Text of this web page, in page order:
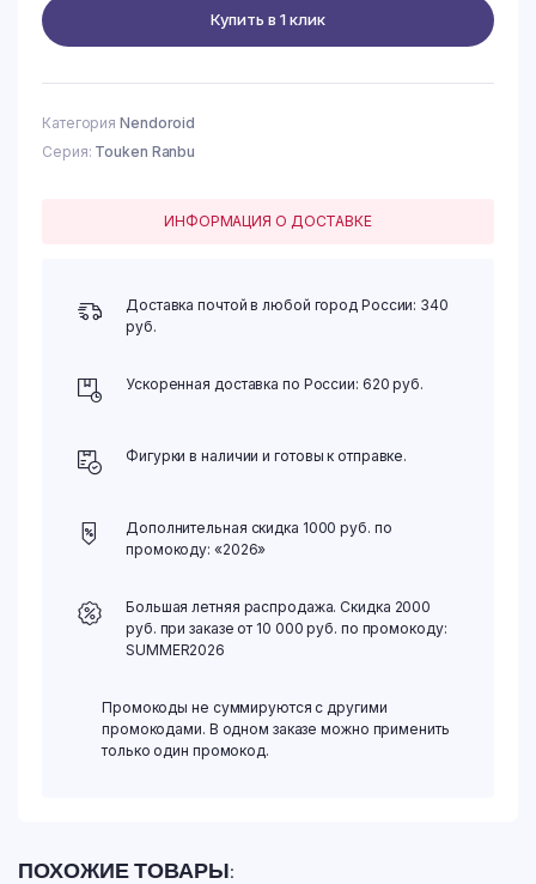
Ranbu
Yamambagiri
Kunihiro
Nihontoshi-
Yamanbagiri
Tandokuko
Купить в 1 клик
Категория Nendoroid
Серия: Touken Ranbu
ИНФОРМАЦИЯ О ДОСТАВКЕ
Доставка почтой в любой город России: 340
руб.
Ускоренная доставка по России: 620 руб.
Фигурки в наличии и готовы к отправке.
Дополнительная скидка 1000 руб. по
промокоду: «2026»
Большая летняя распродажа. Скидка 2000
руб. при заказе от 10 000 руб. по промокоду:
SUMMER2026
Промокоды не суммируются с другими
промокодами. В одном заказе можно применить
только один промокод.
ПОХОЖИЕ ТОВАРЫ: